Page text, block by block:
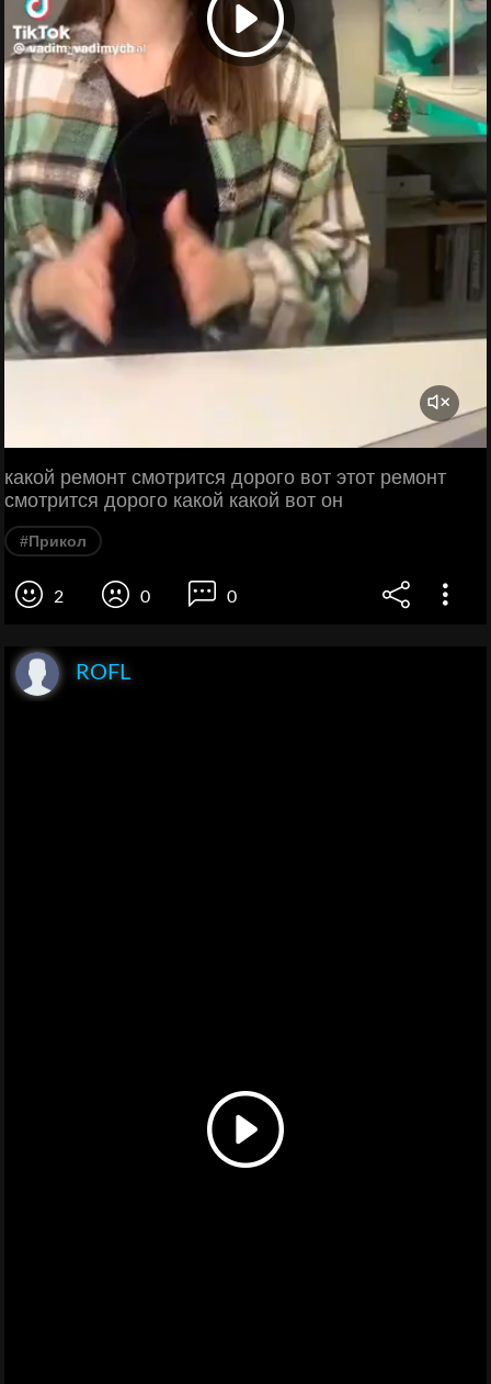
какой ремонт смотрится дорого вот этот ремонт
смотрится дорого какой какой вот он
#Прикол
2 0 0
ROFL